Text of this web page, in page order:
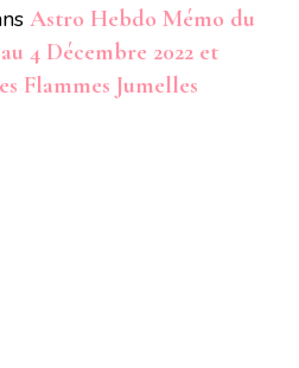
Astro Hebdo Mémo du
4 Décembre 2022 et
Flammes Jumelles